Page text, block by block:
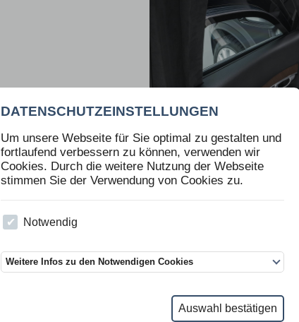
DATENSCHUTZEINSTELLUNGEN
Um unsere Webseite für Sie optimal zu gestalten und
fortlaufend verbessern zu können, verwenden wir
Cookies. Durch die weitere Nutzung der Webseite
stimmen Sie der Verwendung von Cookies zu.
Notwendig
Weitere Infos zu den Notwendigen Cookies
Auswahl bestätigen
T.O.P AUTO, BRATISLAVA/SLOWAKEI